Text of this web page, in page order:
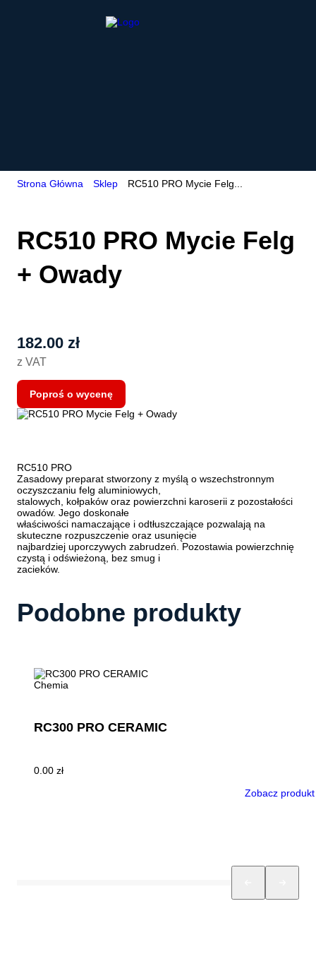
Strona Główna Sklep RC510 PRO Mycie Felg...
RC510 PRO Mycie Felg
+ Owady
182.00 zł
z VAT
Poproś o wycenę
RC510 PRO
Zasadowy preparat stworzony z myślą o wszechstronnym
oczyszczaniu felg aluminiowych,
stalowych, kołpaków oraz powierzchni karoserii z pozostałości
owadów. Jego doskonałe
właściwości namaczające i odtłuszczające pozwalają na
skuteczne rozpuszczenie oraz usunięcie
najbardziej uporczywych zabrudzeń. Pozostawia powierzchnię
czystą i odświeżoną, bez smug i
zacieków.
Podobne produkty
Chemia
RC300 PRO CERAMIC
0.00 zł
Zobacz produkt